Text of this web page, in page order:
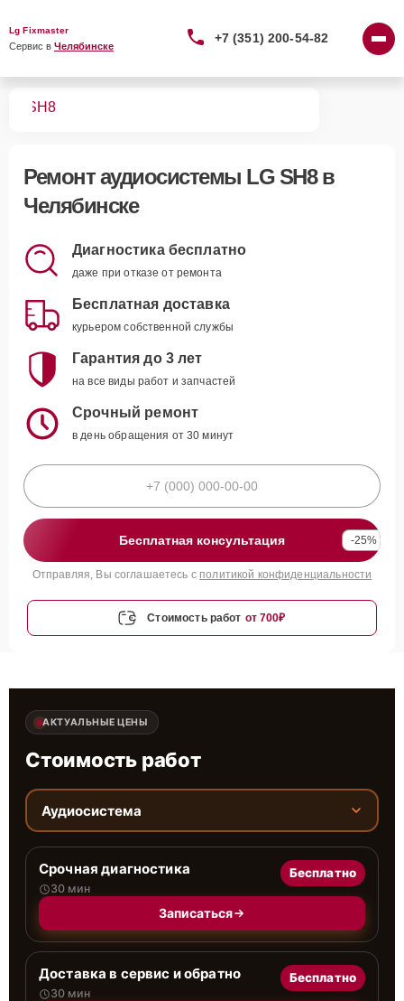
Lg Fixmaster
Сервис в Челябинске
+7 (351) 200-54-82
SH8
Ремонтаудиосистемы LG SH8в
Челябинске
Диагностика бесплатно
даже при отказе от ремонта
Бесплатная доставка
курьером собственной службы
Гарантия до 3 лет
на все виды работ и запчастей
Срочный ремонт
в день обращения от 30 минут
Бесплатная консультация -25%
Отправляя, Вы соглашаетесь с политикой конфиденциальности
Стоимость работ от 700₽
АКТУАЛЬНЫЕ ЦЕНЫ
Стоимость работ
Аудиосистема
Срочная диагностика
30 мин
Бесплатно
Записаться
Доставка в сервис и обратно
30 мин
Бесплатно